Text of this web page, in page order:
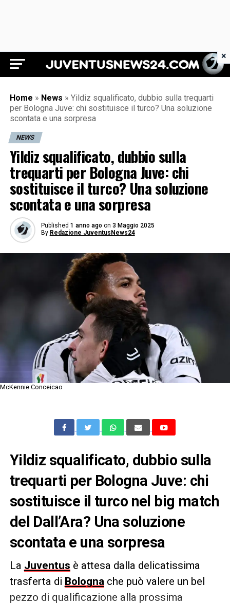
Juventus News 24
Home » News » Yildiz squalificato, dubbio sulla trequarti
per Bologna Juve: chi sostituisce il turco? Una soluzione
scontata e una sorpresa
NEWS
Yildiz squalificato, dubbio sulla
trequarti per Bologna Juve: chi
sostituisce il turco? Una soluzione
scontata e una sorpresa
Published 1 anno ago on 3 Maggio 2025
By Redazione JuventusNews24
McKennie Conceicao
Yildiz squalificato, dubbio sulla
trequarti per Bologna Juve: chi
sostituisce il turco nel big match
del Dall’Ara? Una soluzione
scontata e una sorpresa
La Juventus è attesa dalla delicatissima
trasferta di Bologna che può valere un bel
pezzo di qualificazione alla prossima
×